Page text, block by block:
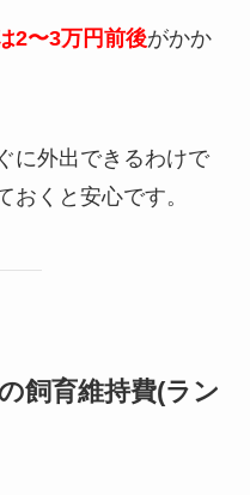
2〜3万円前後がかか
に外出できるわけで
おくと安心です。
飼育維持費(ラン